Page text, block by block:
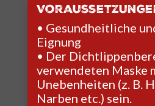
• Gesundheitliche
Eignung
• Der
verwendeten Maske
Unebenheiten (z. B.
Narben etc.) sein.